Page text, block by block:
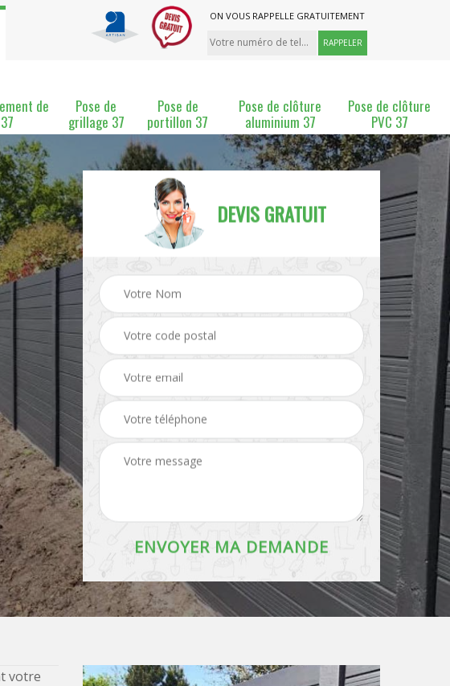
ON VOUS RAPPELLE GRATUITEMENT
de
Pose de
grillage 37
Pose de
portillon 37
Pose de clôture
aluminium 37
Pose de clôture
PVC 37
de clôture
37
Pose et changement de
clôture 37 Pose de grillage 37
DEVIS GRATUIT
votre